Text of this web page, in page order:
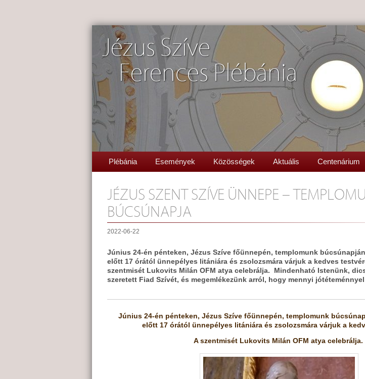
Jézus Szíve
Ferences Plébánia
Plébánia Események Közösségek Aktuális Centenárium
JÉZUS SZENT SZÍVE ÜNNEPE –
BÚCSÚNAPJA
2022-06-22
Június 24-én pénteken, Jézus Szíve főünnepén, templomunk
előtt 17 órától ünnepélyes litániára és zsolozsmára várjuk a kedves
szentmisét Lukovits Milán OFM atya celebrálja. Mindenható Istenünk,
szeretett Fiad Szívét, és megemlékezünk arról, hogy mennyi
Június 24-én pénteken, Jézus Szíve főünnepén, templomunk
előtt 17 órától ünnepélyes litániára és zsolozsmára várjuk a
A szentmisét Lukovits Milán OFM atya celebrálja.